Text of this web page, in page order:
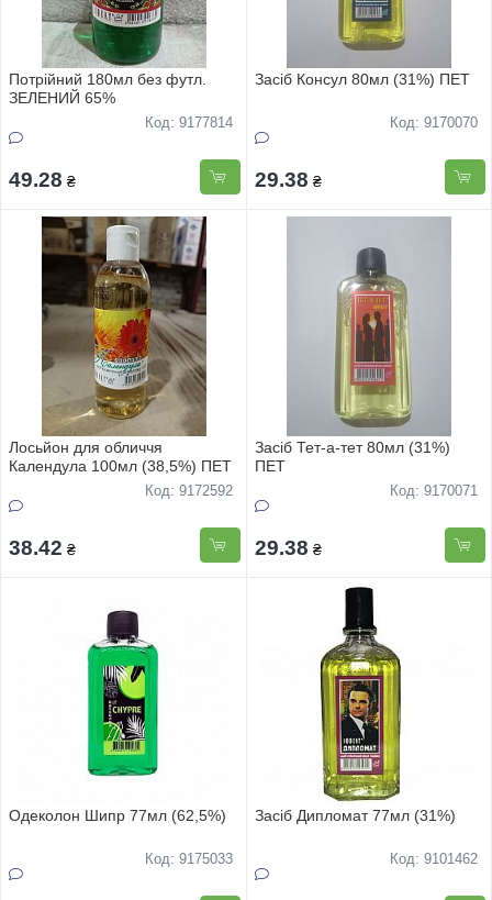
Потрійний 180мл без футл.
ЗЕЛЕНИЙ 65%
Код: 9177814
49.28 ₴
Засіб Консул 80мл (31%) ПЕТ
Код: 9170070
29.38 ₴
Лосьйон для обличчя
Календула 100мл (38,5%) ПЕТ
Код: 9172592
38.42 ₴
Засіб Тет-а-тет 80мл (31%)
ПЕТ
Код: 9170071
29.38 ₴
Одеколон Шипр 77мл (62,5%)
Код: 9175033
Засіб Дипломат 77мл (31%)
Код: 9101462